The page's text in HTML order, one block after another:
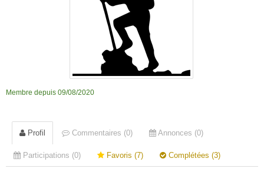
Membre depuis 09/08/2020
Profil Commentaires (0) Annonces (0)
Participations (0) Favoris (7) Complétées (3)